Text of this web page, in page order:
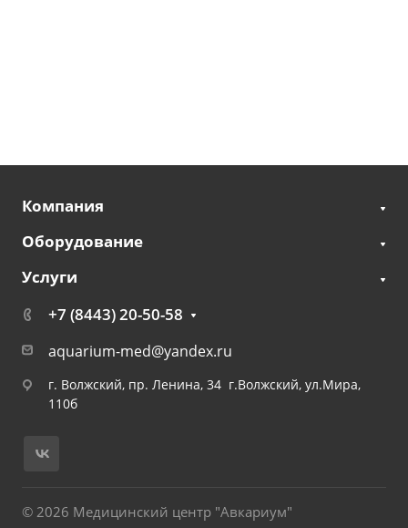
Компания
Оборудование
Услуги
+7 (8443) 20-50-58
aquarium-med@yandex.ru
г. Волжский, пр. Ленина, 34 г.Волжский, ул.Мира,
110б
© 2026 Медицинский центр "Авкариум"